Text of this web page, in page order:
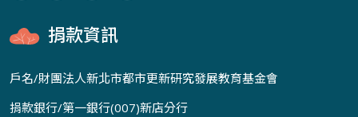
捐款資訊
戶名/財團法人新北市都市更新研究發展教育基金會
捐款銀行/第一銀行(007)新店分行